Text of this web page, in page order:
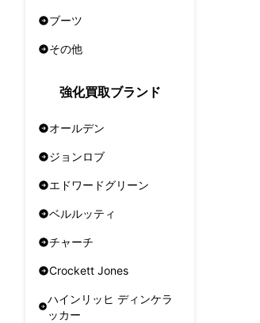
ブーツ
その他
強化買取ブランド
オールデン
ジョンロブ
エドワードグリーン
ベルルッティ
チャーチ
Crockett Jones
ハインリッヒ ディンケラ
ッカー